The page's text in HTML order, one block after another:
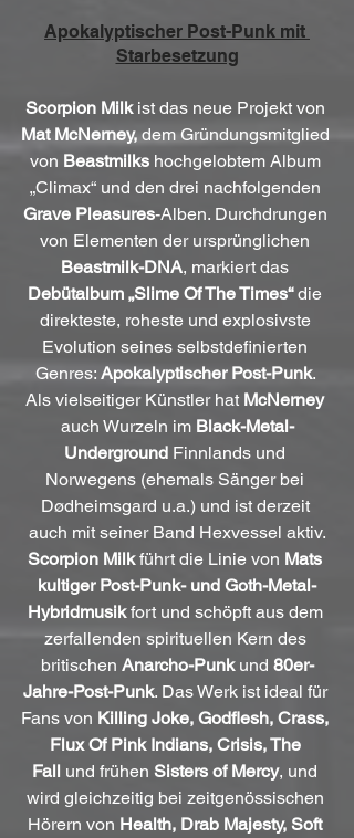
Apokalyptischer Post-Punk mit
Starbesetzung
Scorpion Milk ist das neue Projekt von
Mat McNerney, dem Gründungsmitglied
von Beastmilks hochgelobtem Album
„Climax“ und den drei nachfolgenden
Grave Pleasures-Alben. Durchdrungen
von Elementen der ursprünglichen
Beastmilk-DNA, markiert das
Debütalbum „Slime Of The Times“ die
direkteste, roheste und explosivste
Evolution seines selbstdefinierten
Genres: Apokalyptischer Post-Punk.
Als vielseitiger Künstler hat McNerney
auch Wurzeln im Black-Metal-
Underground Finnlands und
Norwegens (ehemals Sänger bei
Dødheimsgard u.a.) und ist derzeit
auch mit seiner Band Hexvessel aktiv.
Scorpion Milk führt die Linie von Mats
kultiger Post-Punk- und Goth-Metal-
Hybridmusik fort und schöpft aus dem
zerfallenden spirituellen Kern des
britischen Anarcho-Punk und 80er-
Jahre-Post-Punk. Das Werk ist ideal für
Fans von Killing Joke, Godflesh, Crass,
Flux Of Pink Indians, Crisis, The
Fall und frühen Sisters of Mercy, und
wird gleichzeitig bei zeitgenössischen
Hörern von Health, Drab Majesty, Soft